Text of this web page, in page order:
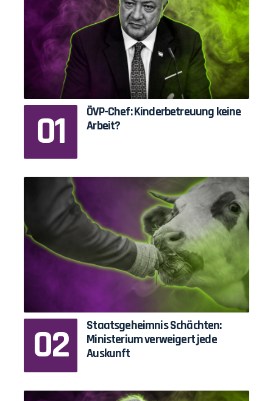
ÖVP-Chef: Kinderbetreuung keine
Arbeit?
Staatsgeheimnis Schächten:
Ministerium verweigert jede
Auskunft